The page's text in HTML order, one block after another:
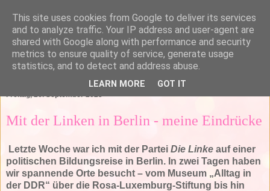
Freitag, 26. September 2025
Mit der Linken in Berlin - meine Eindrücke
Letzte Woche war ich mit der Partei Die Linke auf einer
politischen Bildungsreise in Berlin. In zwei Tagen haben
wir spannende Orte besucht – vom Museum „Alltag in
der DDR“ über die Rosa-Luxemburg-Stiftung bis hin
This site uses cookies from Google to deliver its services
and to analyze traffic. Your IP address and user-agent are
shared with Google along with performance and security
metrics to ensure quality of service, generate usage
statistics, and to detect and address abuse.
LEARN MORE GOT IT